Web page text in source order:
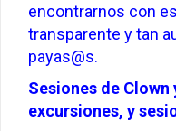
encontrarnos con
transparente y tan
payas@s.
Sesiones de
excursiones, y